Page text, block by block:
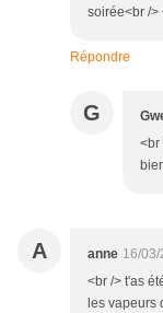
soirée<br />
Répondre
G
<br
A anne 16/03/
<br /> t'as
les vapeurs